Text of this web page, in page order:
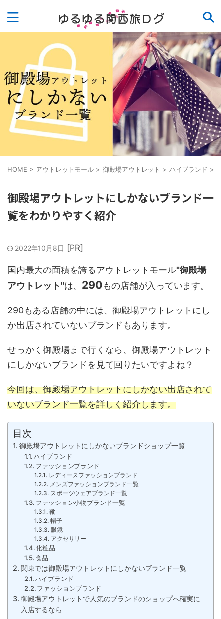
HOME > アウトレットモール > 御殿場アウトレット > ハイブランド >
御殿場アウトレットにしかないブランド一
覧をわかりやすく紹介
2022年10月8日
国内最大の面積を誇るアウトレットモール"御殿場
アウトレット"は、 290もの店舗が入っています。
290もある店舗の中には、御殿場アウトレットにし
か出店されていないブランドもあります。
せっかく御殿場まで行くなら、御殿場アウトレット
にしかないブランドを見て回りたいですよね？
今回は、御殿場アウトレットにしかない出店されて
いないブランド一覧を詳しく紹介します。
目次
御殿場アウトレットにしかないブランドショップ一覧
ハイブランド
ファッションブランド
レディースファッションブランド
メンズファッションブランド一覧
スポーツウェアブランド一覧
ファッション小物ブランド一覧
靴
帽子
眼鏡
アクセサリー
化粧品
食品
関東では御殿場アウトレットにしかないブランド一覧
ハイブランド
ファッションブランド
御殿場アウトレットで人気のブランドのショップへ確実に
入店するなら